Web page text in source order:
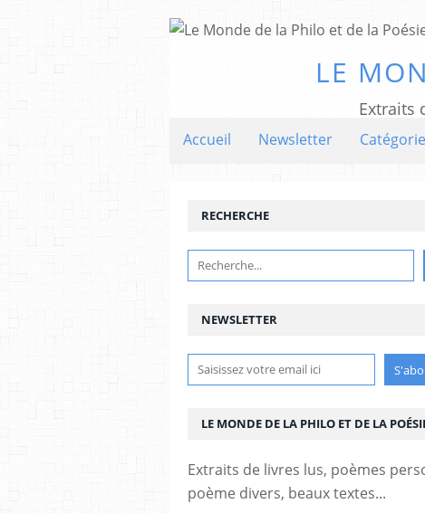
LE
Extraits
Accueil Newsletter
NEWSLETTER
RECHERCHE
LE MONDE DE LA PHILO ET DE LA
Extraits de livres lus, poèmes
poème divers, beaux textes...